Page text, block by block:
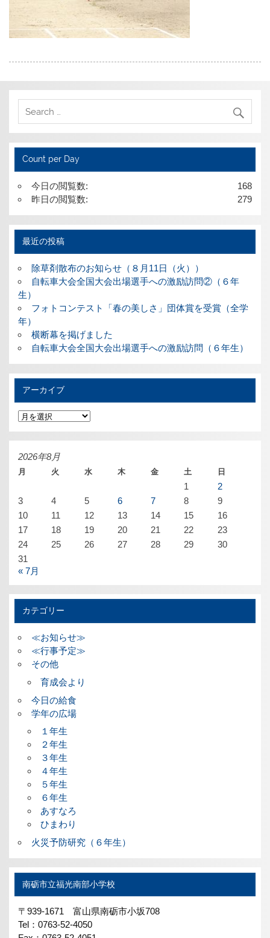
Count per Day
168
今日の閲覧数:
279
昨日の閲覧数:
最近の投稿
除草剤散布のお知らせ（８月11日（火））
自転車大会全国大会出場選手への激励訪問②（６年
生）
フォトコンテスト「春の美しさ」団体賞を受賞（全学
年）
横断幕を掲げました
自転車大会全国大会出場選手への激励訪問（６年生）
アーカイブ
ア
ー
カ
イ
2026年8月
月 火 水 木 金 土 日
1
2
3
4 5 6 7 8
9
10
11 12 13 14 15
16
17
18 19 20 21 22
23
24
25 26 27 28 29
30
31
« 7月
カテゴリー
≪お知らせ≫
≪行事予定≫
その他
育成会より
今日の給食
学年の広場
１年生
２年生
３年生
４年生
５年生
６年生
あすなろ
ひまわり
火災予防研究（６年生）
南砺市立福光南部小学校
〒939-1671 富山県南砺市小坂708
Tel：0763-52-4050